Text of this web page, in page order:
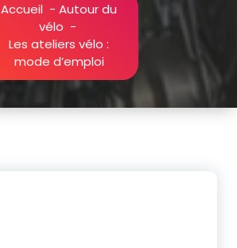
Accueil - Autour du
vélo -
Les ateliers vélo :
mode d’emploi